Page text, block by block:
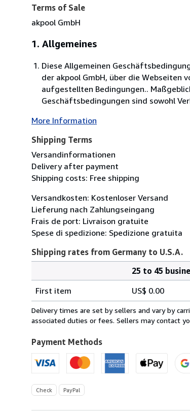
Terms of Sale
akpool GmbH
1. Allgemeines
Diese Allgemeinen
der akpool GmbH, über die Webseiten
aufgestellten Bedingungen..
Geschäftsbedingungen sind sowohl
More Information
Shipping Terms
Versandinformationen
Delivery after payment
Shipping costs: Free shipping
Versandkosten: Kostenloser Versand
Lieferung nach Zahlungseingang
Frais de port: Livraison gratuite
Spese di spedizione: Spedizione gratuita
Shipping rates from Germany to U.S.A.
Shipping
rates
from
Germany
U.S.A.
quantity
25 to 45
First item
US$ 0.00
Delivery times are set by sellers and vary by
associated duties or fees. Sellers may contact
Payment Methods
Check PayPal